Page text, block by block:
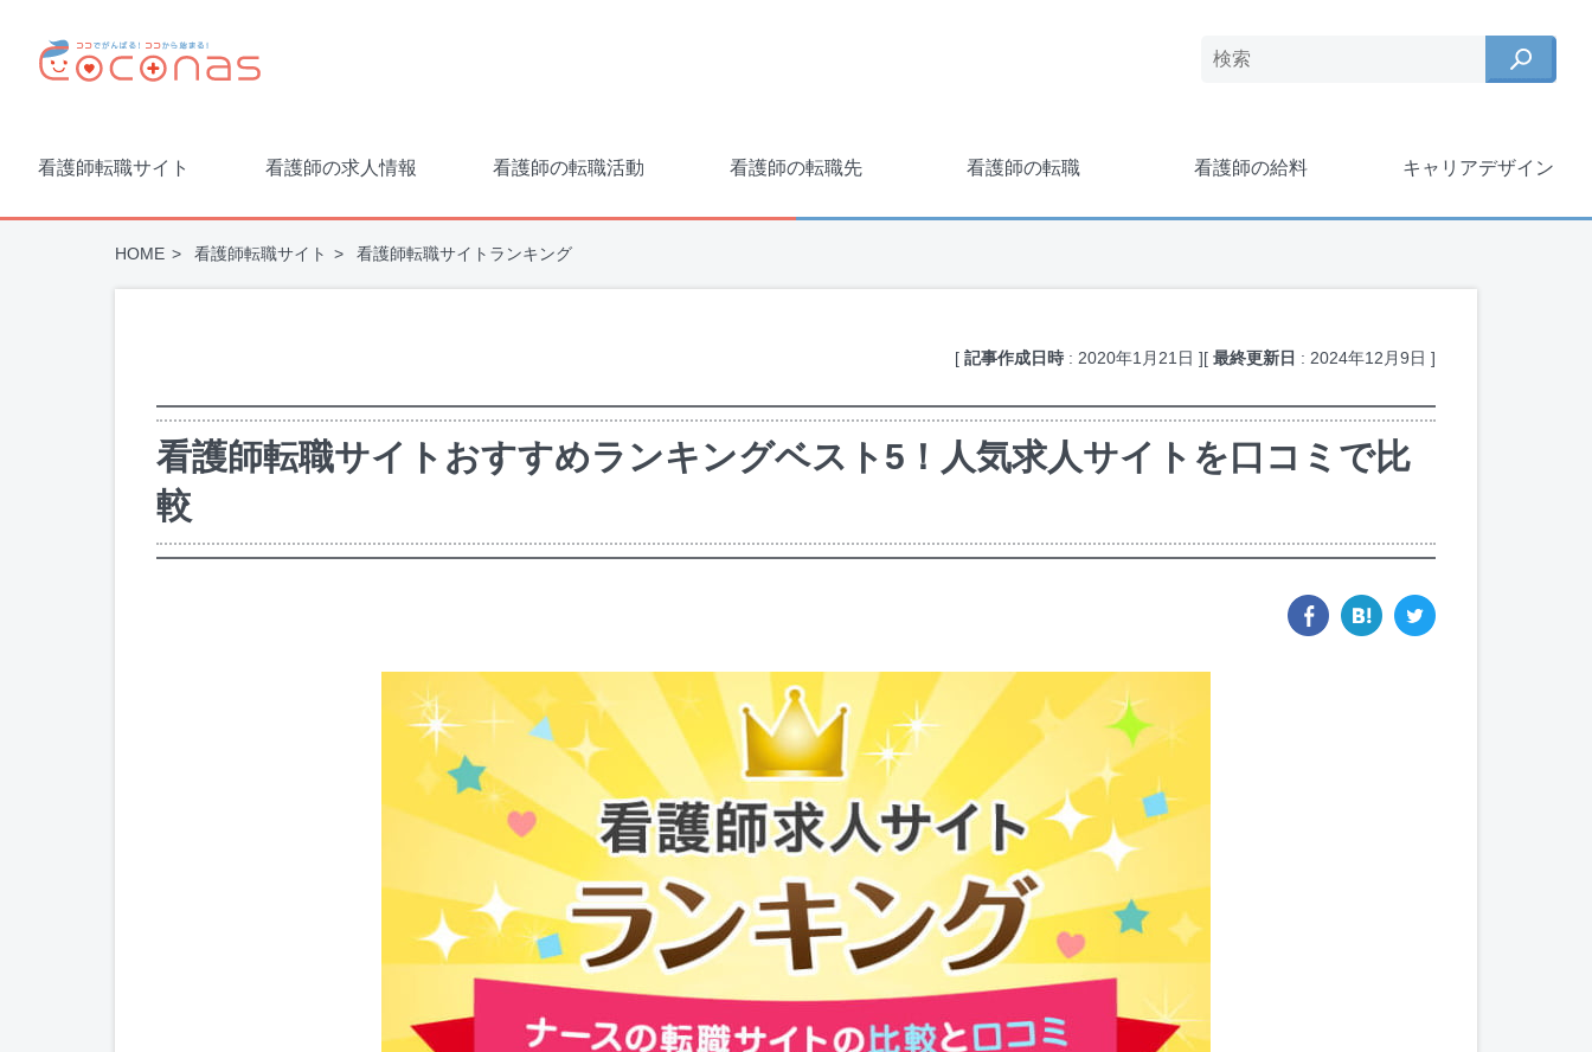
看護師転職サイト 看護師の求人情報 看護師の転職活動 看護師の転職先 看護師の転職 看護師の給料 キャリアデザイン
HOME 看護師転職サイト 看護師転職サイトランキング
[ 記事作成日時 : 2020年1月21日 ][ 最終更新日 : 2024年12月9日 ]
看護師転職サイトおすすめランキングベスト5！人気求人サイトを口コミで比
較
facebookhatena